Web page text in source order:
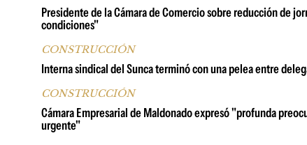
Presidente de la Cámara de Comercio sobre reducción de
condiciones"
CONSTRUCCIÓN
Interna sindical del Sunca terminó con una pelea entre
CONSTRUCCIÓN
Cámara Empresarial de Maldonado expresó "profunda
urgente"